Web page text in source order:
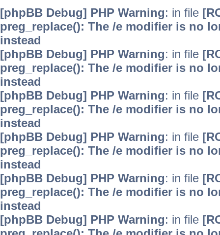
[phpBB Debug] PHP Warning: in file
preg_replace(): The /e modifier is no
instead
[phpBB Debug] PHP Warning: in file
preg_replace(): The /e modifier is no
instead
[phpBB Debug] PHP Warning: in file
preg_replace(): The /e modifier is no
instead
[phpBB Debug] PHP Warning: in file
preg_replace(): The /e modifier is no
instead
[phpBB Debug] PHP Warning: in file
preg_replace(): The /e modifier is no
instead
[phpBB Debug] PHP Warning: in file